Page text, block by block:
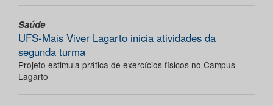
Saúde
UFS-Mais Viver Lagarto inicia atividades da
segunda turma
Projeto estimula prática de exercícios físicos no Campus
Lagarto